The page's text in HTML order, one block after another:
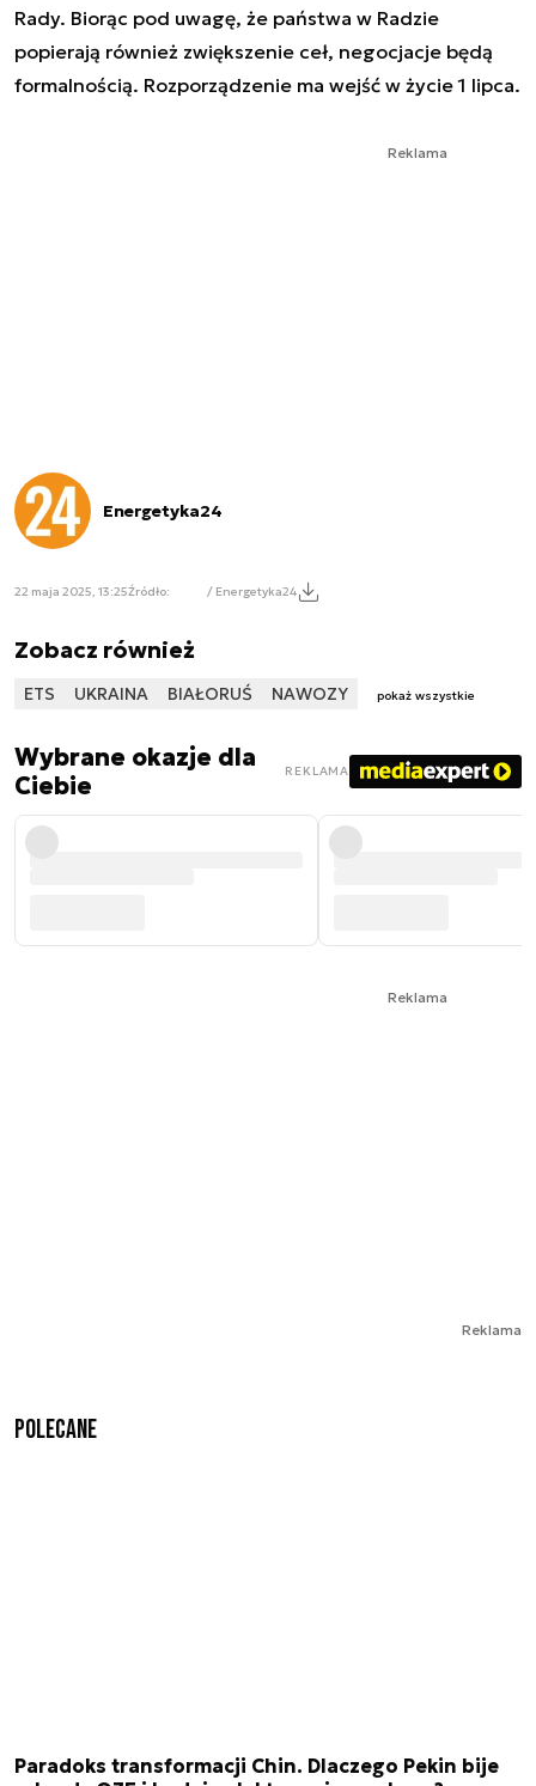
Rady. Biorąc pod uwagę, że państwa w Radzie
popierają również zwiększenie ceł, negocjacje będą
formalnością. Rozporządzenie ma wejść w życie 1 lipca.
Reklama
Energetyka24
22 maja 2025, 13:25Źródło: / Energetyka24
Zobacz również
ETS UKRAINA BIAŁORUŚ NAWOZY pokaż wszystkie
Wybrane okazje dla
Ciebie
REKLAMA
Reklama
Reklama
Polecane
Paradoks transformacji Chin. Dlaczego Pekin bije